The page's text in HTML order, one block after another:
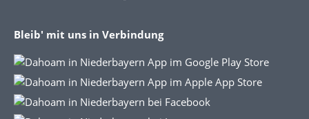
Bleib' mit uns in Verbindung